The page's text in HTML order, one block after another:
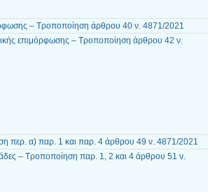
– Τροποποίηση άρθρου 40 ν. 4871/2021
επιμόρφωσης – Τροποποίηση άρθρου 42 ν.
περ. α) παρ. 1 και παρ. 4 άρθρου 49 ν. 4871/2021
– Τροποποίηση παρ. 1, 2 και 4 άρθρου 51 ν.